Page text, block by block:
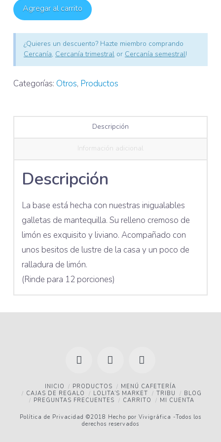
Limón
Grande
cantidad
Agregar al carrito
¿Quieres un descuento? Hazte miembro comprando
Cercanía, Cercanía trimestralor Cercanía semestral!
Categorías: Otros, Productos
Descripción
Información adicional
Descripción
La base está hecha con nuestras inigualables
galletas de mantequilla. Su relleno cremoso de
limón es exquisito y liviano. Acompañado con
unos besitos de lustre de la casa y un poco de
ralladura de limón.
(Rinde para 12 porciones)
FacebookYouTubeInstagram
INICIO PRODUCTOS
MENÚ CAFETERÍA
CAJAS DE REGALO
LOLITA’S MARKET TRIBU
BLOG
PREGUNTAS FRECUENTES
CARRITO MI CUENTA
Política de Privacidad ©2018 Hecho por Vivigráfica -Todos los
derechos reservados